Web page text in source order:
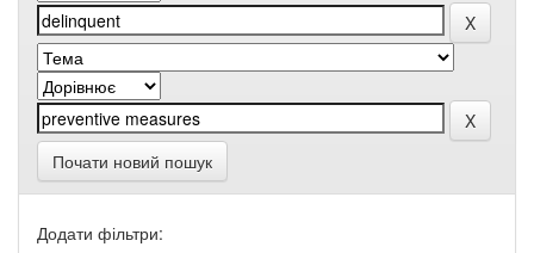
Почати новий пошук
Додати фільтри: